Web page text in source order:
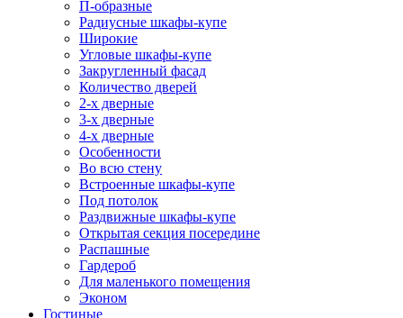
П-образные
Радиусные шкафы-купе
Широкие
Угловые шкафы-купе
Закругленный фасад
Количество дверей
2-х дверные
3-х дверные
4-х дверные
Особенности
Во всю стену
Встроенные шкафы-купе
Под потолок
Раздвижные шкафы-купе
Открытая секция посередине
Распашные
Гардероб
Для маленького помещения
Эконом
Гостиные